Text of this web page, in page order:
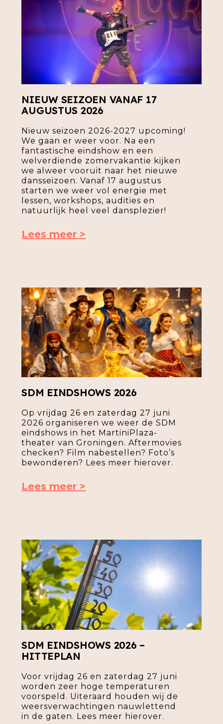
NIEUW SEIZOEN VANAF 17
AUGUSTUS 2026
Nieuw seizoen 2026-2027 upcoming!
We gaan er weer voor. Na een
fantastische eindshow en een
welverdiende zomervakantie kijken
we alweer vooruit naar het nieuwe
dansseizoen. Vanaf 17 augustus
starten we weer vol energie met
lessen, workshops, audities en
natuurlijk heel veel dansplezier!
Lees meer >
SDM EINDSHOWS 2026
Op vrijdag 26 en zaterdag 27 juni
2026 organiseren we weer de SDM
eindshows in het MartiniPlaza-
theater van Groningen. Aftermovies
checken? Film nabestellen? Foto’s
bewonderen? Lees meer hierover.
Lees meer >
SDM EINDSHOWS 2026 –
HITTEPLAN
Voor vrijdag 26 en zaterdag 27 juni
worden zeer hoge temperaturen
voorspeld. Uiteraard houden wij de
weersverwachtingen nauwlettend
in de gaten. Lees meer hierover.